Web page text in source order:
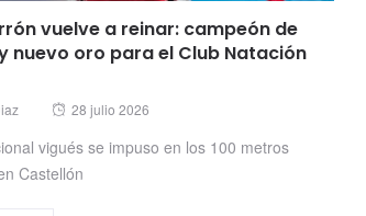
vuelve a reinar: campeón de
nuevo oro para el Club Natación
Posted
28 julio 2026
vigués se impuso en los 100 metros
Castellón